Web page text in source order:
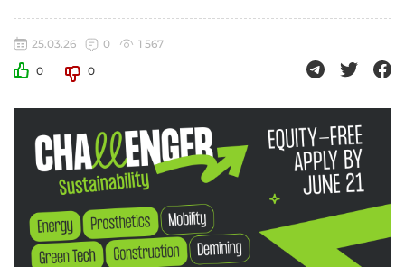
25.03.26 0
1 567
0
0